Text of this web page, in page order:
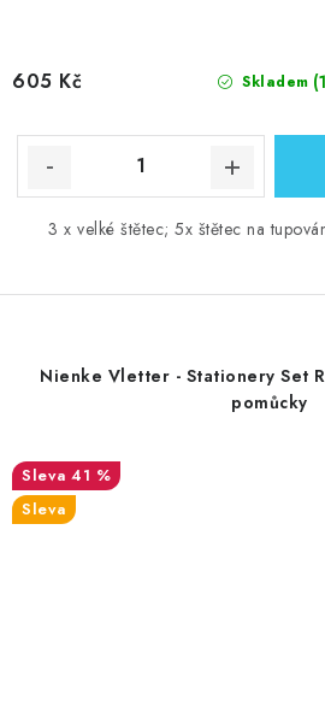
Skladem
605 Kč
3 x velké štětec; 5x štětec na
Nienke Vletter - Stationery Set
pomůcky
41 %
Sleva